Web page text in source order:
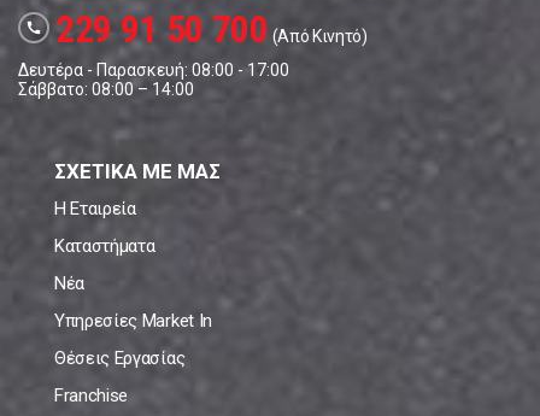
call 229 91 50 700 (Από Κινητό)
Δευτέρα - Παρασκευή: 08:00 - 17:00
Σάββατο: 08:00 – 14:00
ΣΧΕΤΙΚΑ ΜΕ ΜΑΣ
Η Εταιρεία
Καταστήματα
Νέα
Υπηρεσίες Market In
Θέσεις Εργασίας
Franchise